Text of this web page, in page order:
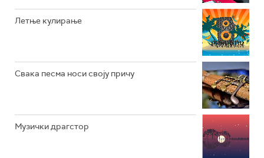
РАДИО ЏЕЗЕР
Летње кулирање
Свака песма носи своју причу
Музички драгстор